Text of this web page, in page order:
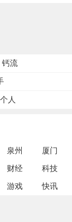
钙流
人
泉州 厦门
财经 科技
游戏 快讯